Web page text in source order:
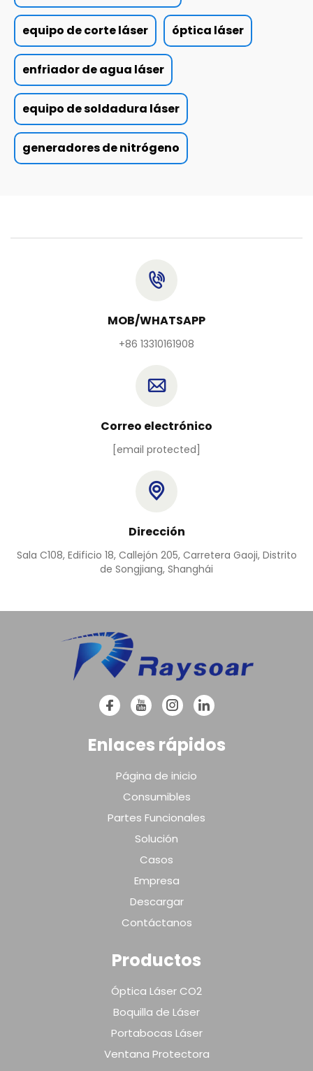
equipo de corte láser óptica láser
enfriador de agua láser
equipo de soldadura láser
generadores de nitrógeno
MOB/WHATSAPP
+86 13310161908
Correo electrónico
[email protected]
Dirección
Sala C108, Edificio 18, Callejón 205, Carretera Gaoji, Distrito
de Songjiang, Shanghái
Enlaces rápidos
Página de inicio
Consumibles
Partes Funcionales
Solución
Casos
Empresa
Descargar
Contáctanos
Productos
Óptica Láser CO2
Boquilla de Láser
Portabocas Láser
Ventana Protectora